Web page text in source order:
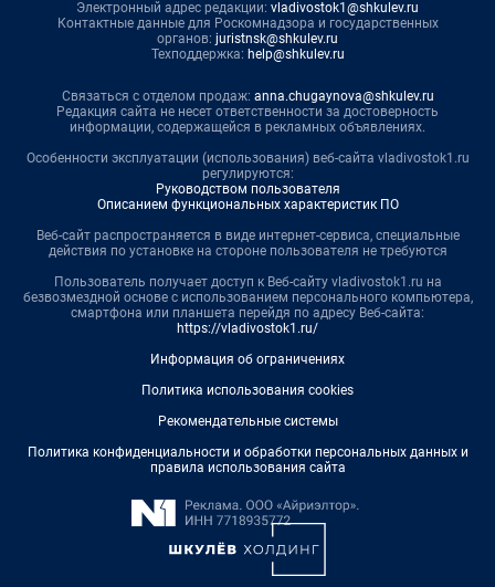
Электронный адрес редакции: vladivostok1@shkulev.ru
Контактные данные для Роскомнадзора и государственных
органов: juristnsk@shkulev.ru
Техподдержка: help@shkulev.ru
Связаться с отделом продаж: anna.chugaynova@shkulev.ru
Редакция сайта не несет ответственности за достоверность
информации, содержащейся в рекламных объявлениях.
Особенности эксплуатации (использования) веб-сайта vladivostok1.ru
регулируются:
Руководством пользователя
Описанием функциональных характеристик ПО
Веб-сайт распространяется в виде интернет-сервиса, специальные
действия по установке на стороне пользователя не требуются
Пользователь получает доступ к Веб-сайту vladivostok1.ru на
безвозмездной основе с использованием персонального компьютера,
смартфона или планшета перейдя по адресу Веб-сайта:
https://vladivostok1.ru/
Информация об ограничениях
Политика использования cookies
Рекомендательные системы
Политика конфиденциальности и обработки персональных данных и
правила использования сайта